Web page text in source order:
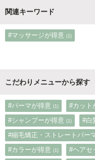
関連キーワード
#マッサージが得意 (1)
こだわりメニューから探す
#パーマが得意 (1) #カット
#シャンプーが得意 (1) #白
#縮毛矯正・ストレートパー
#カラーが得意 (1) #ヘアセ